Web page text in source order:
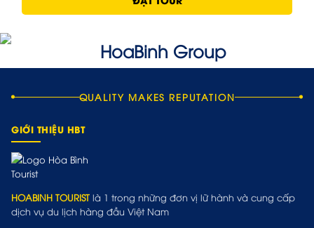
QUALITY MAKES REPUTATION
GIỚI THIỆU HBT
HOABINH TOURIST là 1 trong những đơn vị lữ hành và cung cấp
dịch vụ du lịch hàng đầu Việt Nam